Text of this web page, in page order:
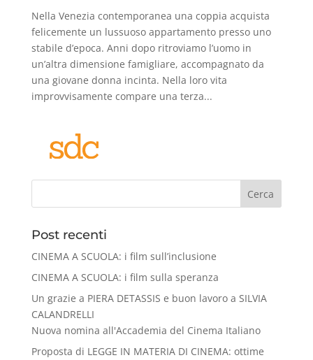
Nella Venezia contemporanea una coppia acquista
felicemente un lussuoso appartamento presso uno
stabile d’epoca. Anni dopo ritroviamo l’uomo in
un’altra dimensione famigliare, accompagnato da
una giovane donna incinta. Nella loro vita
improvvisamente compare una terza...
Cerca
Post recenti
CINEMA A SCUOLA: i film sull’inclusione
CINEMA A SCUOLA: i film sulla speranza
Un grazie a PIERA DETASSIS e buon lavoro a SILVIA
CALANDRELLI
Nuova nomina all'Accademia del Cinema Italiano
Proposta di LEGGE IN MATERIA DI CINEMA: ottime